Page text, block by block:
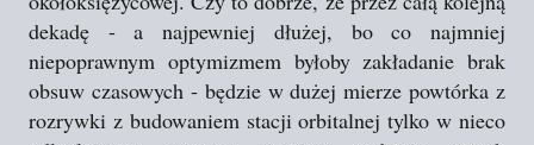
dekadę - a najpewniej dłużej, bo co najmniej
niepoprawnym optymizmem byłoby zakładanie brak
obsuw czasowych - będzie w dużej mierze powtórka z
rozrywki z budowaniem stacji orbitalnej tylko w nieco